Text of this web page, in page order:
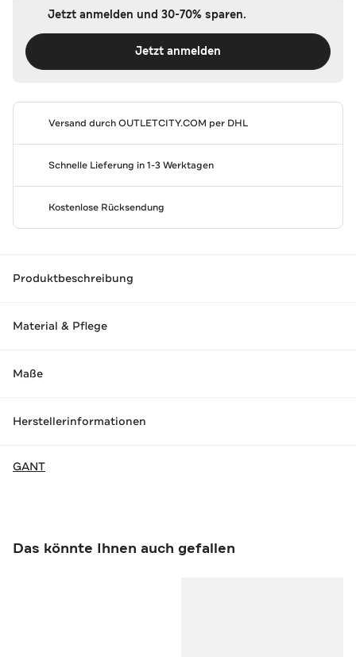
Jetzt anmelden und 30-70% sparen.
Jetzt anmelden
Versand durchOUTLETCITY.COM per DHL
Schnelle Lieferung in 1-3 Werktagen
Kostenlose Rücksendung
Produktbeschreibung
Material & Pflege
Maße
Herstellerinformationen
GANT
Das könnte Ihnen auch gefallen